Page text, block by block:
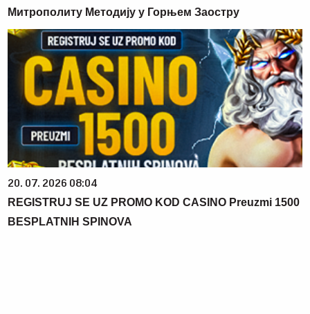
Митрополиту Методију у Горњем Заостру
20. 07. 2026 08:04
REGISTRUJ SE UZ PROMO KOD CASINO Preuzmi 1500
BESPLATNIH SPINOVA